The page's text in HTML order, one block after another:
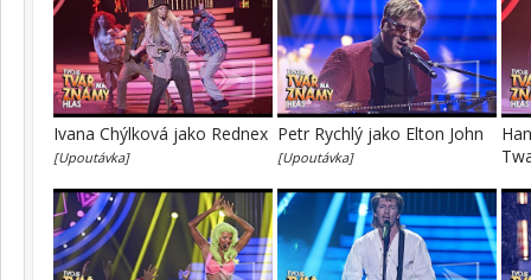
Ivana Chýlková jako Rednex
[Upoutávka]
Petr Rychlý jako Elton John
[Upoutávka]